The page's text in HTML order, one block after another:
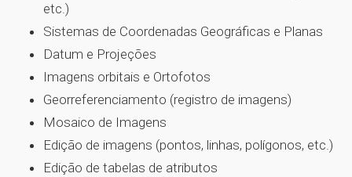
etc.)
Sistemas de Coordenadas Geográficas e Planas
Datum e Projeções
Imagens orbitais e Ortofotos
Georreferenciamento (registro de imagens)
Mosaico de Imagens
Edição de imagens (pontos, linhas, polígonos, etc.)
Edição de tabelas de atributos